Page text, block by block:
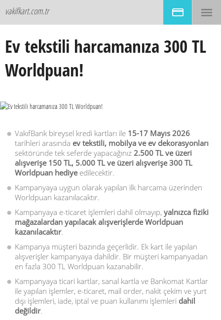
vakifkart.com.tr
Ev tekstili harcamanıza 300 TL
Worldpuan!
VakıfBank bireysel kredi kartları ile 15-17 Mayıs 2026
tarihleri arasında ev tekstili, mobilya ve ev dekorasyonları
sektöründe tek seferde yapacağınız 2.500 TL ve üzeri
alışverişe 150 TL, 5.000 TL ve üzeri alışverişe 300 TL
Worldpuan hediyeedilecektir.
Kampanyaya uygun olarak yapılan ilk harcama üzerinden
Worldpuan kazanılacaktır.
Kampanyaya e-ticaret işlemleri dahil olmayıp, yalnızca fiziki
mağazalardan yapılacak alışverişlerde Worldpuan
kazanılacaktır.
Kampanya müşteri bazında geçerlidir. Ek kart ile yapılan
alışverişler kampanyaya dahildir. Bir müşteri kampanyadan
en fazla 300 TL Worldpuan kazanabilir.
Kampanyaya ticari kartlar, sanal kartla ve Bankomat Kartlar
ile yapılan işlemler, e-ticaret, mail order, nakit çekim ve yurt
dışı işlemleri, iade, iptal ve puan kullanımı işlemleri dahil
değildir.